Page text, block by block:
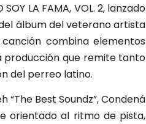
LA FAMA, VOL. 2, lanzado
álbum del veterano artista
combina elementos
producción que remite tanto
del perreo latino.
“The Best Soundz”, Condená
orientado al ritmo de pista,